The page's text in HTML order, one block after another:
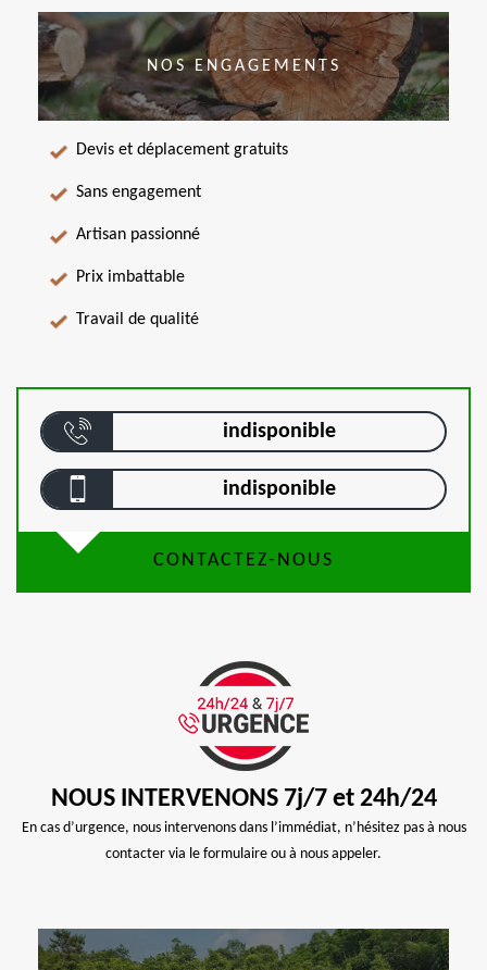
NOS ENGAGEMENTS
Devis et déplacement gratuits
Sans engagement
Artisan passionné
Prix imbattable
Travail de qualité
indisponible
indisponible
CONTACTEZ-NOUS
NOUS INTERVENONS 7j/7 et 24h/24
En cas d’urgence, nous intervenons dans l’immédiat, n’hésitez pas à nous
contacter via le formulaire ou à nous appeler.